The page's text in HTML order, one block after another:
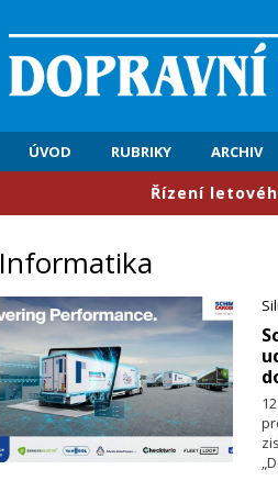
ÚVOD RUBRIKY ARCHIV
​Řízení letového
Informatika